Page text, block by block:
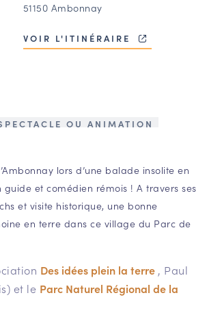
51150 Ambonnay
VOIR L'ITINÉRAIRE
OU ANIMATION
lors d’une balade insolite en
et comédien rémois ! A travers ses
et visite historique, une bonne
en terre dans ce village du Parc de
Des idées plein la terre, Paul
et le Parc Naturel Régional de la